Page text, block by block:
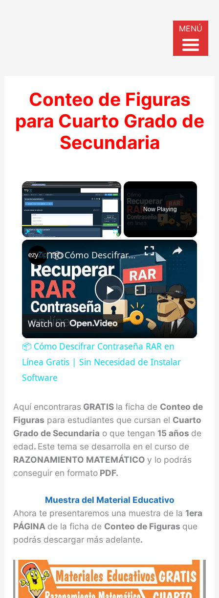
Conteo de Figuras
para Cuarto Grado de
Secundaria
×
Now Playing
×
Play
Video
📦 Cómo Descifrar Contraseña RAR en Línea Gratis | Sin Necesidad de Instalar Software
Watch on
📦 Cómo Descifrar Contraseña RAR en
Línea Gratis | Sin Necesidad de Instalar
Software
Aquí encontraras GRATIS la ficha de Conteo de
Figuras para estudiantes que cursan el Cuarto
Grado de Secundaria o que tengan 15 años de
edad. Este tema se desarrolla en el curso de
RAZONAMIENTO MATEMÁTICO y lo podrás
conseguir en formatoPDF.
Muestra del Material Educativo
Ahora te presentaremos una muestra de la 1era
PÁGINA de la ficha de Conteo de Figuras que
podrás descargar más adelante.
MENÚ